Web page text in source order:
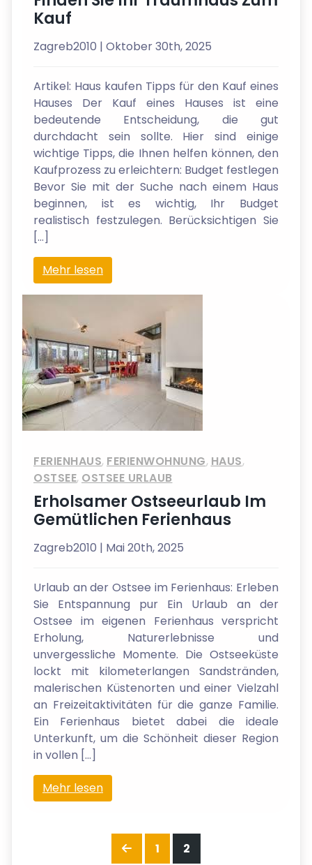
Kauf
Zagreb2010 | Oktober 30th, 2025
Artikel: Haus kaufen Tipps für den Kauf eines
Hauses Der Kauf eines Hauses ist eine
bedeutende Entscheidung, die gut
durchdacht sein sollte. Hier sind einige
wichtige Tipps, die Ihnen helfen können, den
Kaufprozess zu erleichtern: Budget festlegen
Bevor Sie mit der Suche nach einem Haus
beginnen, ist es wichtig, Ihr Budget
realistisch festzulegen. Berücksichtigen Sie
[…]
Mehr lesen
FERIENHAUS, FERIENWOHNUNG, HAUS,
OSTSEE, OSTSEE URLAUB
Erholsamer Ostseeurlaub Im
Gemütlichen Ferienhaus
Zagreb2010 | Mai 20th, 2025
Urlaub an der Ostsee im Ferienhaus: Erleben
Sie Entspannung pur Ein Urlaub an der
Ostsee im eigenen Ferienhaus verspricht
Erholung, Naturerlebnisse und
unvergessliche Momente. Die Ostseeküste
lockt mit kilometerlangen Sandstränden,
malerischen Küstenorten und einer Vielzahl
an Freizeitaktivitäten für die ganze Familie.
Ein Ferienhaus bietet dabei die ideale
Unterkunft, um die Schönheit dieser Region
in vollen […]
Mehr lesen
Seitennummerierung
Vorherige Seite
1 2